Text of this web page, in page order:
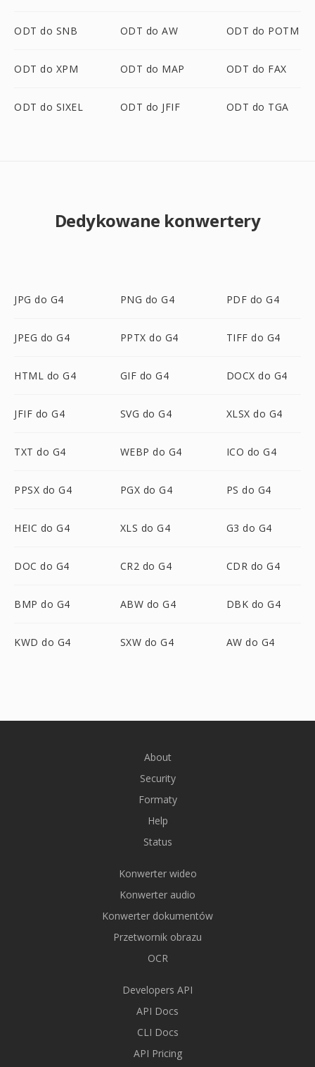
ODT do SNB ODT do AW ODT do POTM
ODT do XPM ODT do MAP ODT do FAX
ODT do SIXEL ODT do JFIF ODT do TGA
Dedykowane konwertery
JPG do G4 PNG do G4 PDF do G4
JPEG do G4 PPTX do G4 TIFF do G4
HTML do G4 GIF do G4 DOCX do G4
JFIF do G4 SVG do G4 XLSX do G4
TXT do G4 WEBP do G4 ICO do G4
PPSX do G4 PGX do G4 PS do G4
HEIC do G4 XLS do G4 G3 do G4
DOC do G4 CR2 do G4 CDR do G4
BMP do G4 ABW do G4 DBK do G4
KWD do G4 SXW do G4 AW do G4
About
Security
Formaty
Help
Status
Konwerter wideo
Konwerter audio
Konwerter dokumentów
Przetwornik obrazu
OCR
Developers API
API Docs
CLI Docs
API Pricing